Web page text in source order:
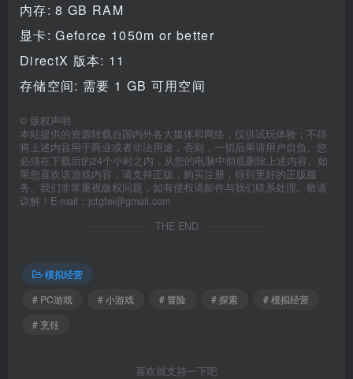
内存: 8 GB RAM
显卡: Geforce 1050m or better
DirectX 版本: 11
存储空间: 需要 1 GB 可用空间
© 版权声明
本站提供的资源转载自国内外各大媒体和网络，仅供试玩体验；不得
将上述内容用于商业或者非法用途，否则，一切后果请用户自负。您
必须在下载后的24个小时之内，从您的电脑中彻底删除上述内容。如
果您喜欢该游戏内容，请支持正版，购买注册，得到更好的正版服
务。我们非常重视版权问题，如有侵权请邮件与我们联系处理。敬请
谅解！E-mail：jctgfei@gmail.com
THE END
模拟经营
# PC游戏
# 小游戏 # 冒险 # 探索
# 模拟经营
# 烹饪
喜欢就支持一下吧